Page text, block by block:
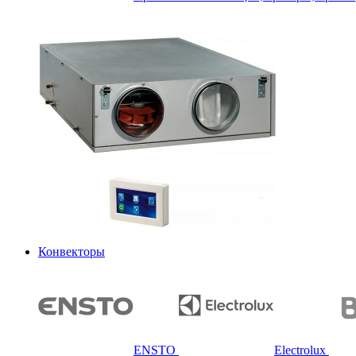
Конвекторы
ENSTO Electrolux